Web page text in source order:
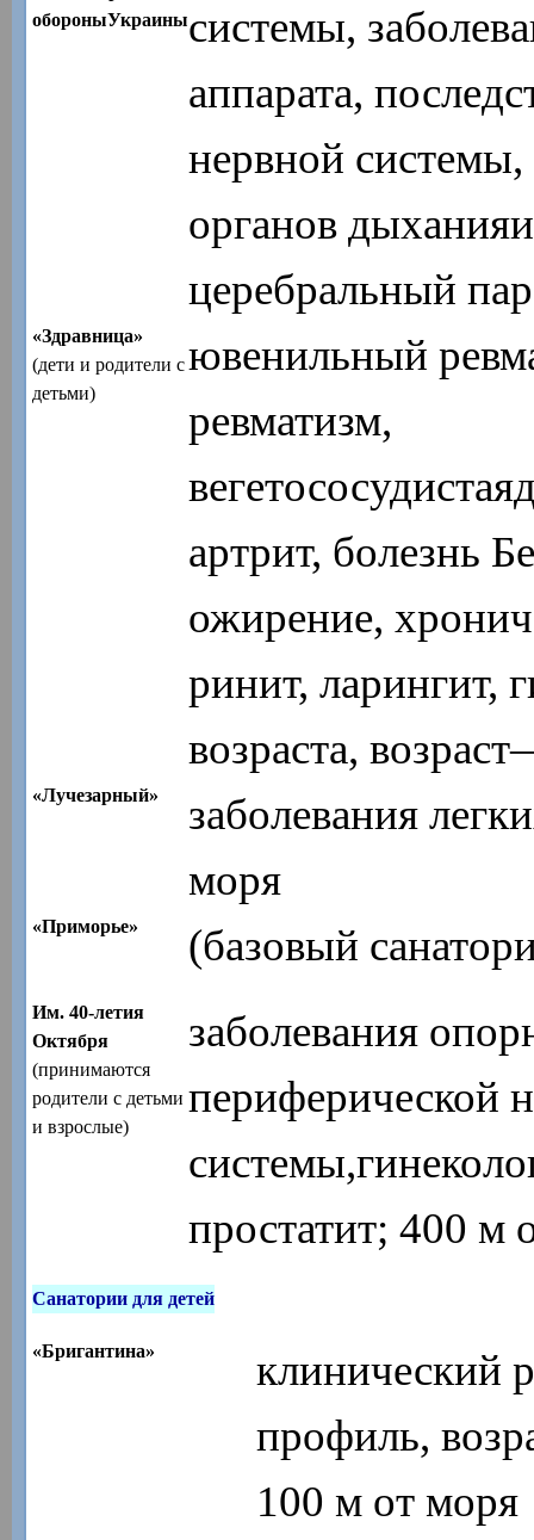
обороныУкраинысистемы,
аппарата,
нервной системы,
органов
церебральный
«Здравница»
(дети и родители с
детьми)
ювенильный
ревматизм,
артрит, болезнь
ожирение,
ринит, ларингит,
возраста,
«Лучезарный»
заболевания
моря
«Приморье» (базовый
Им. 40-летия
Октября
(принимаются
родители с детьми
и взрослые)
заболевания
периферической
простатит; 400 м
Санатории для детей
«Бригантина»
клинический
профиль,
100 м от моря